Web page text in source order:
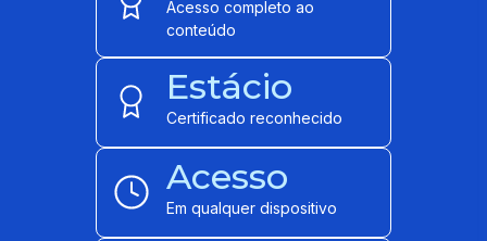
Acesso completo ao
conteúdo
Estácio
Certificado reconhecido
Acesso
Em qualquer dispositivo